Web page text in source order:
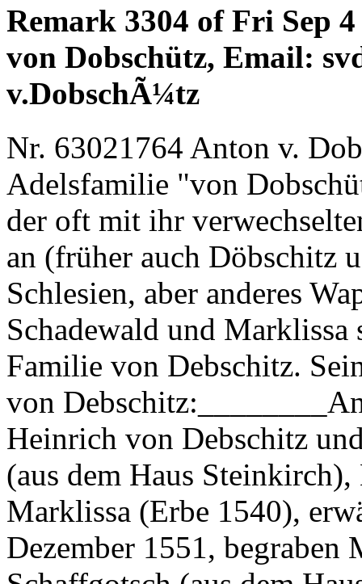
Remark 3304 of Fri Sep
von Dobschütz, Email:
v.DobschÃ¼tz
Nr. 63021764 Anton v.
Adelsfamilie "von
der oft mit ihr
an (früher auch Döbschitz
Schlesien, aber anderes
Schadewald und
Familie von Debschitz.
von
Heinrich von Debschitz
(aus dem Haus
Marklissa (Erbe 1540),
Dezember 1551,